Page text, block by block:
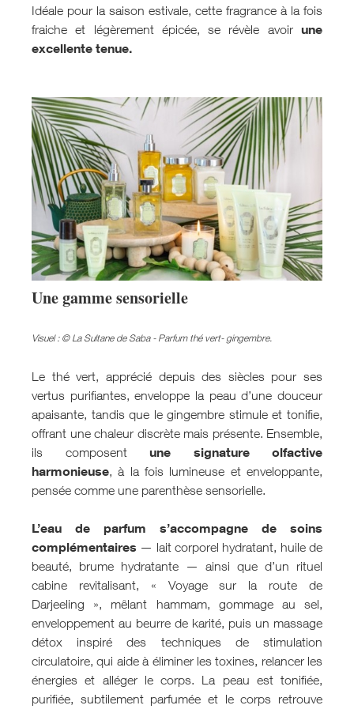
Idéale pour la saison estivale, cette fragrance à la fois
fraiche et légèrement épicée, se révèle avoir une
excellente tenue.
Une gamme sensorielle
Visuel : © La Sultane de Saba - Parfum thé vert- gingembre.
Le thé vert, apprécié depuis des siècles pour ses
vertus purifiantes, enveloppe la peau d’une douceur
apaisante, tandis que le gingembre stimule et tonifie,
offrant une chaleur discrète mais présente. Ensemble,
ils composent une signature olfactive
harmonieuse, à la fois lumineuse et enveloppante,
pensée comme une parenthèse sensorielle.
L’eau de parfum s’accompagne de soins
complémentaires — lait corporel hydratant, huile de
beauté, brume hydratante — ainsi que d’un rituel
cabine revitalisant, « Voyage sur la route de
Darjeeling », mêlant hammam, gommage au sel,
enveloppement au beurre de karité, puis un massage
détox inspiré des techniques de stimulation
circulatoire, qui aide à éliminer les toxines, relancer les
énergies et alléger le corps. La peau est tonifiée,
purifiée, subtilement parfumée et le corps retrouve